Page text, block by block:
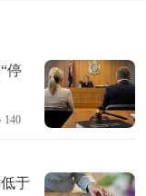
停
140
于